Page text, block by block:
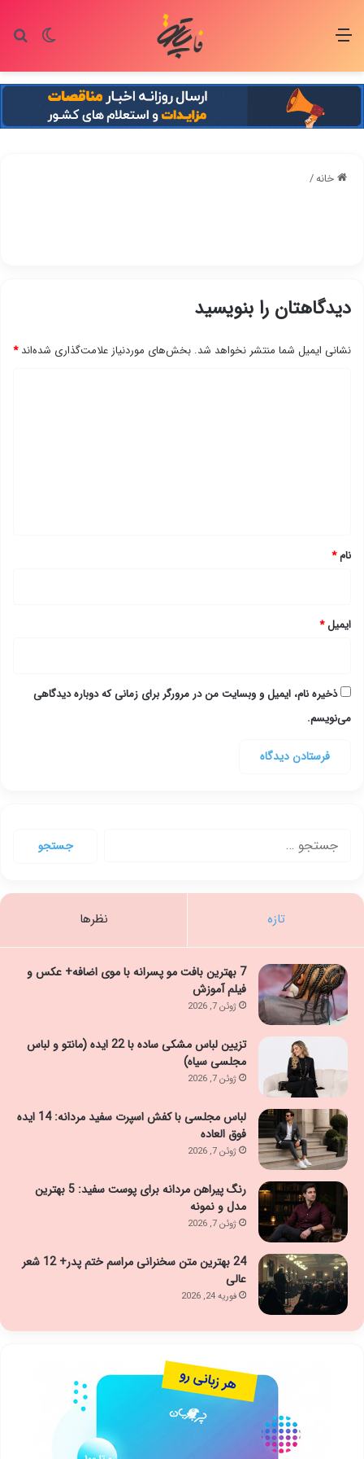
تغییر منو
خانه/
دیدگاهتان را بنویسید
نشانی ایمیل شما منتشر نخواهد شد. بخش‌های موردنیاز علامت‌گذاری شده‌اند*
نام*
ایمیل*
ذخیره نام، ایمیل و وبسایت من در مرورگر برای زمانی که دوباره دیدگاهی
می‌نویسم.
تازه نظرها
7 بهترین بافت مو پسرانه با موی اضافه+ عکس و
فیلم آموزش
ژوئن 7, 2026
تزیین لباس مشکی ساده با 22 ایده (مانتو و لباس
مجلسی سیاه)
ژوئن 7, 2026
لباس مجلسی با کفش اسپرت سفید مردانه: 14 ایده
فوق العاده
ژوئن 7, 2026
رنگ پیراهن مردانه برای پوست سفید: 5 بهترین
مدل و نمونه
ژوئن 7, 2026
24 بهترین متن سخنرانی مراسم ختم پدر+ 12 شعر
عالی
فوریه 24, 2026